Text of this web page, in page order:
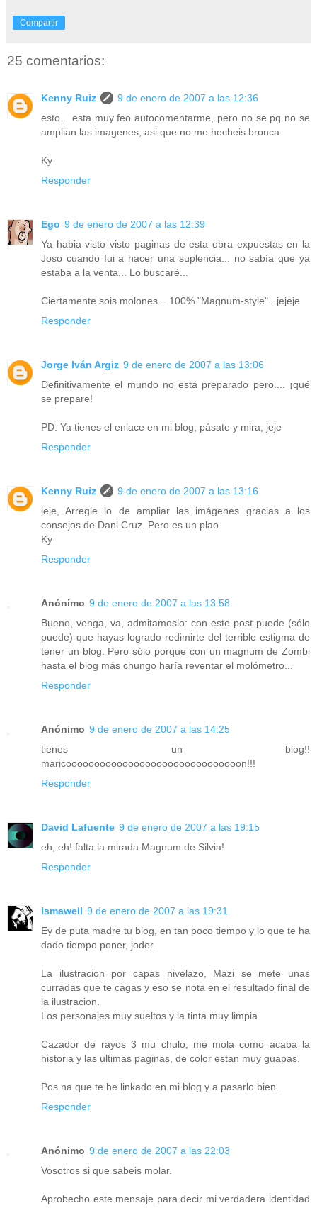
Compartir
25 comentarios:
Kenny Ruiz
9 de enero de 2007 a las 12:36
esto... esta muy feo autocomentarme, pero no se pq no se
amplian las imagenes, asi que no me hecheis bronca.
Ky
Responder
Ego 9 de enero de 2007 a las 12:39
Ya habia visto visto paginas de esta obra expuestas en la
Joso cuando fui a hacer una suplencia... no sabía que ya
estaba a la venta... Lo buscaré...
Ciertamente sois molones... 100% "Magnum-style"...jejeje
Responder
Jorge Iván Argiz 9 de enero de 2007 a las 13:06
Definitivamente el mundo no está preparado pero.... ¡qué
se prepare!
PD: Ya tienes el enlace en mi blog, pásate y mira, jeje
Responder
Kenny Ruiz
9 de enero de 2007 a las 13:16
jeje, Arregle lo de ampliar las imágenes gracias a los
consejos de Dani Cruz. Pero es un plao.
Ky
Responder
Anónimo 9 de enero de 2007 a las 13:58
Bueno, venga, va, admitamoslo: con este post puede (sólo
puede) que hayas logrado redimirte del terrible estigma de
tener un blog. Pero sólo porque con un magnum de Zombi
hasta el blog más chungo haría reventar el molómetro...
Responder
Anónimo 9 de enero de 2007 a las 14:25
tienes un blog!!
maricooooooooooooooooooooooooooooooon!!!
Responder
David Lafuente 9 de enero de 2007 a las 19:15
eh, eh! falta la mirada Magnum de Silvia!
Responder
Ismawell 9 de enero de 2007 a las 19:31
Ey de puta madre tu blog, en tan poco tiempo y lo que te ha
dado tiempo poner, joder.
La ilustracion por capas nivelazo, Mazi se mete unas
curradas que te cagas y eso se nota en el resultado final de
la ilustracion.
Los personajes muy sueltos y la tinta muy limpia.
Cazador de rayos 3 mu chulo, me mola como acaba la
historia y las ultimas paginas, de color estan muy guapas.
Pos na que te he linkado en mi blog y a pasarlo bien.
Responder
Anónimo 9 de enero de 2007 a las 22:03
Vosotros si que sabeis molar.
Aprobecho este mensaje para decir mi verdadera identidad